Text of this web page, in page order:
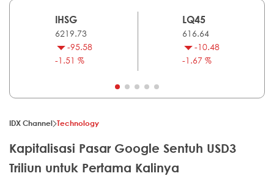
IHSG
6219.73
-95.58
-1.51 %
LQ45
616.64
-10.48
-1.67 %
IDX Channel Technology
Kapitalisasi Pasar Google Sentuh USD3
Triliun untuk Pertama Kalinya